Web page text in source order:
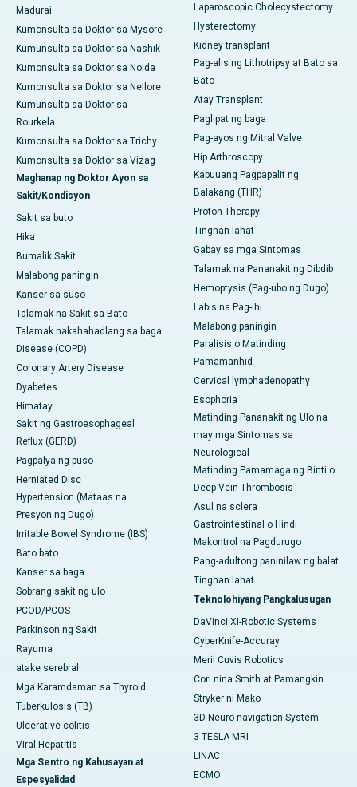
Madurai
Kumonsulta sa Doktor sa Mysore
Kumunsulta sa Doktor sa Nashik
Kumonsulta sa Doktor sa Noida
Kumonsulta sa Doktor sa Nellore
Kumunsulta sa Doktor sa
Rourkela
Kumonsulta sa Doktor sa Trichy
Kumonsulta sa Doktor sa Vizag
Maghanap ng Doktor Ayon sa
Sakit/Kondisyon
Sakit sa buto
Hika
Bumalik Sakit
Malabong paningin
Kanser sa suso
Talamak na Sakit sa Bato
Talamak nakahahadlang sa baga
Disease (COPD)
Coronary Artery Disease
Dyabetes
Himatay
Sakit ng Gastroesophageal
Reflux (GERD)
Pagpalya ng puso
Herniated Disc
Hypertension (Mataas na
Presyon ng Dugo)
Irritable Bowel Syndrome (IBS)
Bato bato
Kanser sa baga
Sobrang sakit ng ulo
PCOD/PCOS
Parkinson ng Sakit
Rayuma
atake serebral
Mga Karamdaman sa Thyroid
Tuberkulosis (TB)
Ulcerative colitis
Viral Hepatitis
Mga Sentro ng Kahusayan at
Espesyalidad
Laparoscopic Cholecystectomy
Hysterectomy
Kidney transplant
Pag-alis ng Lithotripsy at Bato sa
Bato
Atay Transplant
Paglipat ng baga
Pag-ayos ng Mitral Valve
Hip Arthroscopy
Kabuuang Pagpapalit ng
Balakang (THR)
Proton Therapy
Tingnan lahat
Gabay sa mga Sintomas
Talamak na Pananakit ng Dibdib
Hemoptysis (Pag-ubo ng Dugo)
Labis na Pag-ihi
Malabong paningin
Paralisis o Matinding
Pamamanhid
Cervical lymphadenopathy
Esophoria
Matinding Pananakit ng Ulo na
may mga Sintomas sa
Neurological
Matinding Pamamaga ng Binti o
Deep Vein Thrombosis
Asul na sclera
Gastrointestinal o Hindi
Makontrol na Pagdurugo
Pang-adultong paninilaw ng balat
Tingnan lahat
Teknolohiyang Pangkalusugan
DaVinci XI-Robotic Systems
CyberKnife-Accuray
Meril Cuvis Robotics
Cori nina Smith at Pamangkin
Stryker ni Mako
3D Neuro-navigation System
3 TESLA MRI
LINAC
ECMO